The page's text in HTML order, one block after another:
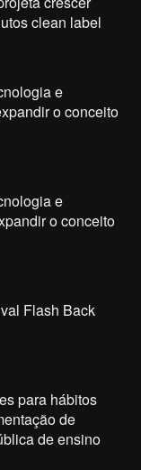
clean label
e
o conceito
e
o conceito
Flash Back
para hábitos
de
de ensino